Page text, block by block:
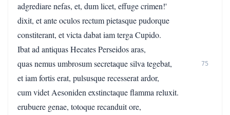
adgrediare nefas, et, dum licet, effuge crimen!'
dixit, et ante oculos rectum pietasque pudorque
constiterant, et victa dabat iam terga Cupido.
Ibat ad antiquas Hecates Perseidos aras,
quas nemus umbrosum secretaque silva tegebat,
75
et iam fortis erat, pulsusque recesserat ardor,
cum videt Aesoniden exstinctaque flamma reluxit.
erubuere genae, totoque recanduit ore,